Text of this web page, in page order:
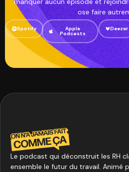
ose faire
Spotify Apple
Podcasts
Deezer
Le podcast qui déconstruit les RH
ensemble le futur du travail. Animé